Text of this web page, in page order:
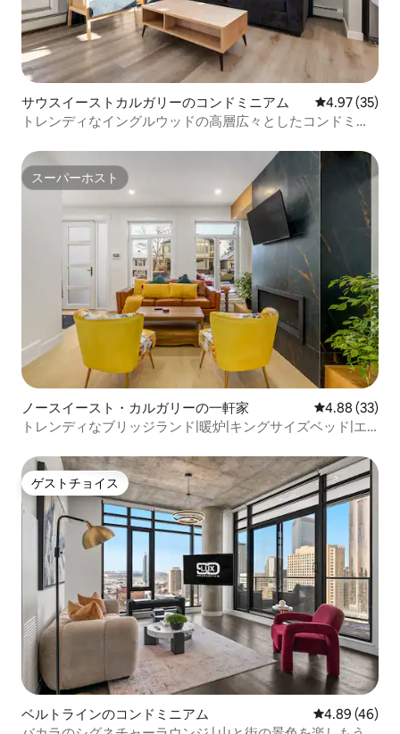
サウスイーストカルガリーのコンドミニアム レビュー35
4.97 (35)
トレンディなイングルウッドの高層広々としたコンドミニ
スーパーホスト
スーパーホスト
ノースイースト・カルガリーの一軒家 レビュー33
4.88 (33)
トレンディなブリッジランド|暖炉|キングサイズベッド|エ
ゲストチョイス
ゲストチョイス
ベルトラインのコンドミニアム レビュー46
4.89 (46)